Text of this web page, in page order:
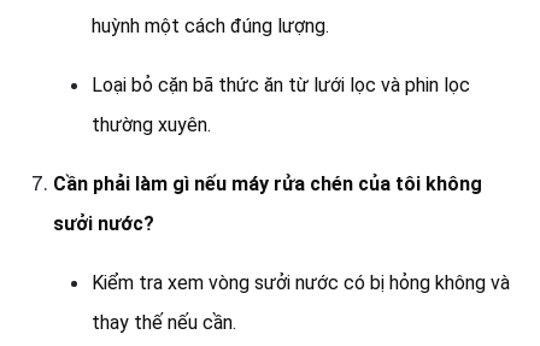
huỳnh một cách đúng lượng.
Loại bỏ cặn bã thức ăn từ lưới lọc và phin lọc
thường xuyên.
Cần phải làm gì nếu máy rửa chén của tôi không
sưởi nước?
Kiểm tra xem vòng sưởi nước có bị hỏng không và
thay thế nếu cần.